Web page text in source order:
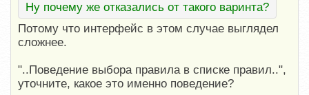
Ну почему же отказались от такого варинта?
Потому что интерфейс в этом случае выглядел
сложнее.
"..Поведение выбора правила в списке правил..",
уточните, какое это именно поведение?